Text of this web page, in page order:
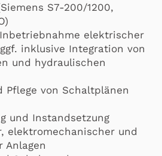
S7-200/1200,
elektrischer
inklusive Integration von
und hydraulischen
Pflege von Schaltplänen
und Instandsetzung
elektromechanischer und
Anlagen